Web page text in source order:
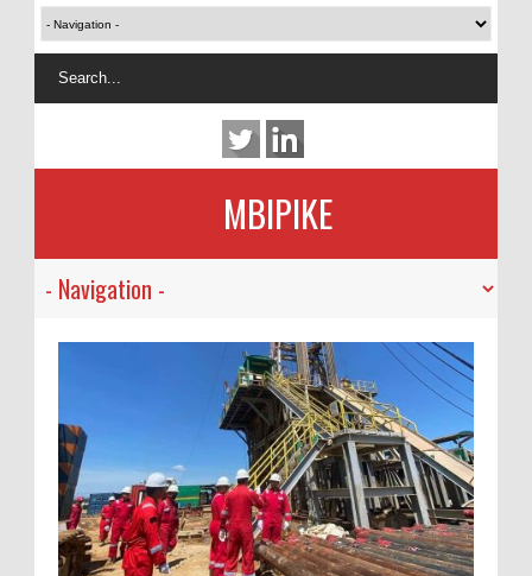
MBIPIKE